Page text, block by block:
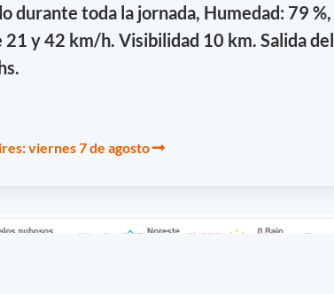
durante toda la jornada, Humedad: 79 %,
y 42 km/h. Visibilidad 10 km. Salida del
viernes 7 de agosto